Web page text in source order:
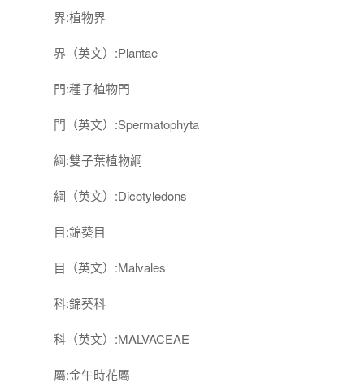
界:植物界
界（英文）:Plantae
門:種子植物門
門（英文）:Spermatophyta
綱:雙子葉植物綱
綱（英文）:Dicotyledons
目:錦葵目
目（英文）:Malvales
科:錦葵科
科（英文）:MALVACEAE
屬:金午時花屬